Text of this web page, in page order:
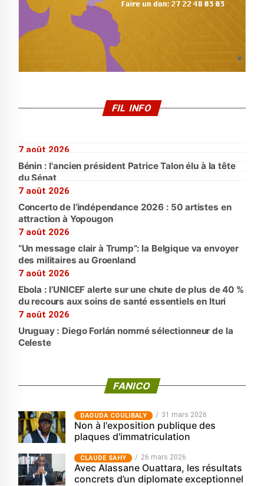
FIL INFO
7 août 2026
Bénin : l'ancien président Patrice Talon élu à la tête
du Sénat
7 août 2026
Concerto de l’indépendance 2026 : 50 artistes en
attraction à Yopougon
7 août 2026
“Un message clair à Trump”: la Belgique va envoyer
des militaires au Groenland
7 août 2026
Ebola : l’UNICEF alerte sur une chute de plus de 40 %
du recours aux soins de santé essentiels en Ituri
7 août 2026
Uruguay : Diego Forlán nommé sélectionneur de la
Celeste
FANICO
‎DAOUDA COULIBALY 31 mars 2026
Non à l'exposition publique des
plaques d'immatriculation
CLAUDE SAHY 26 mars 2026
Avec Alassane Ouattara, les résultats
concrets d’un diplomate exceptionnel